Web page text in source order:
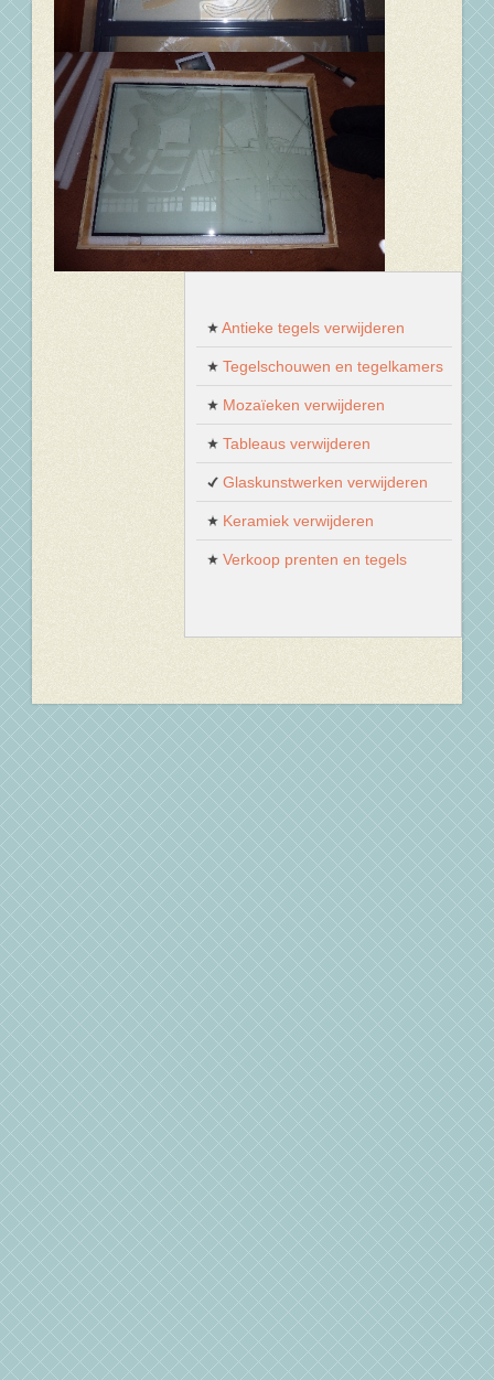
Antieke tegels verwijderen
Tegelschouwen en tegelkamers
Mozaïeken verwijderen
Tableaus verwijderen
Glaskunstwerken verwijderen
Keramiek verwijderen
Verkoop prenten en tegels